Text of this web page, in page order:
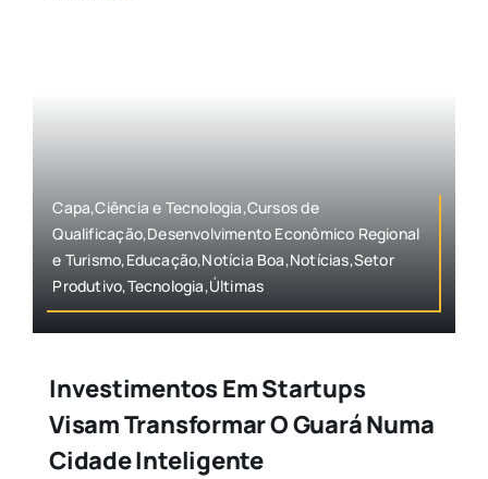
Capa,Ciência e Tecnologia,Cursos de
Qualificação,Desenvolvimento Econômico Regional
e Turismo,Educação,Notícia Boa,Notícias,Setor
Produtivo,Tecnologia,Últimas
Investimentos Em Startups
Visam Transformar O Guará Numa
Cidade Inteligente